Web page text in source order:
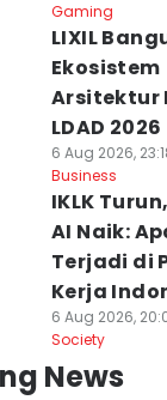
Gaming
LIXIL
Ekosistem
Arsitektur
LDAD 2026
6 Aug 2026,
Business
IKLK
AI Naik:
Terjadi di
Kerja
6 Aug 2026,
Society
News